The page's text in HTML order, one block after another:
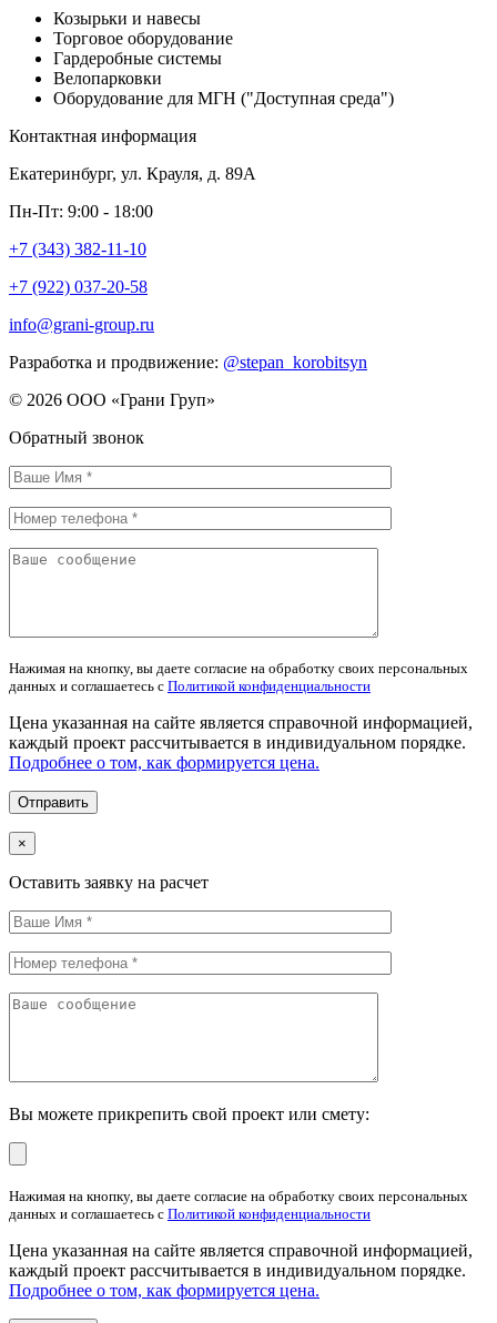
Козырьки и навесы
Торговое оборудование
Гардеробные системы
Велопарковки
Оборудование для МГН ("Доступная среда")
Контактная информация
Екатеринбург, ул. Крауля, д. 89А
Пн-Пт: 9:00 - 18:00
+7 (343) 382-11-10
+7 (922) 037-20-58
info@grani-group.ru
Разработка и продвижение: @stepan_korobitsyn
© 2026 ООО «Грани Груп»
Обратный звонок
Нажимая на кнопку, вы даете согласие на обработку своих персональных
данных и соглашаетесь с Политикой конфиденциальности
Цена указанная на сайте является справочной информацией,
каждый проект рассчитывается в индивидуальном порядке.
Подробнее о том, как формируется цена.
×
Оставить заявку на расчет
Вы можете прикрепить свой проект или смету:
Нажимая на кнопку, вы даете согласие на обработку своих персональных
данных и соглашаетесь с Политикой конфиденциальности
Цена указанная на сайте является справочной информацией,
каждый проект рассчитывается в индивидуальном порядке.
Подробнее о том, как формируется цена.